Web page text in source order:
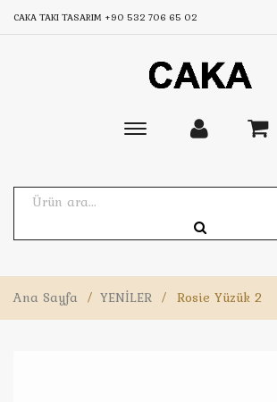
CAKA TAKI TASARIM +90 532 706 65 02
Toggle
Ana Sayfa / YENİLER / Rosie Yüzük 2